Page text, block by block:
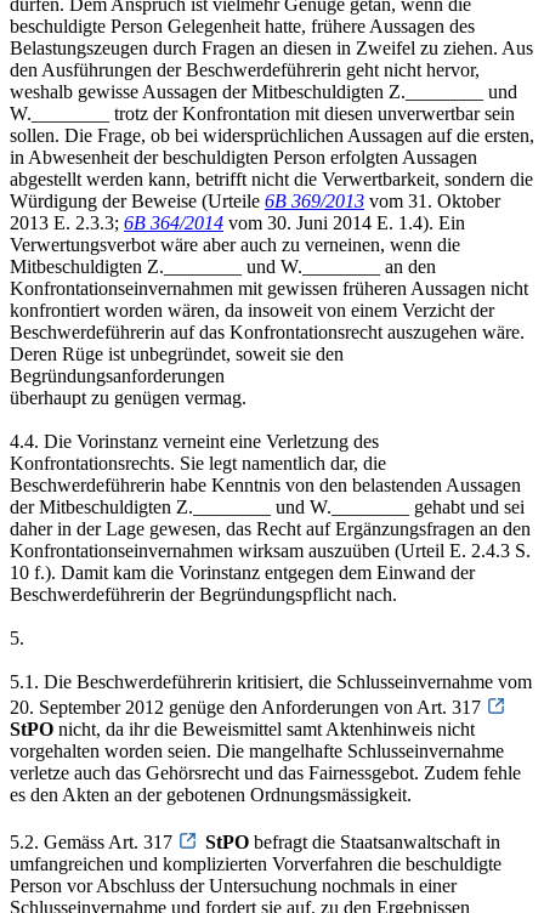
beschuldigte Person Gelegenheit hatte, frühere Aussagen des
Belastungszeugen durch Fragen an diesen in Zweifel zu ziehen. Aus
den Ausführungen der Beschwerdeführerin geht nicht hervor,
weshalb gewisse Aussagen der Mitbeschuldigten Z.________ und
W.________ trotz der Konfrontation mit diesen unverwertbar sein
sollen. Die Frage, ob bei widersprüchlichen Aussagen auf die ersten,
in Abwesenheit der beschuldigten Person erfolgten Aussagen
abgestellt werden kann, betrifft nicht die Verwertbarkeit, sondern die
Würdigung der Beweise (Urteile 6B 369/2013 vom 31. Oktober
2013 E. 2.3.3; 6B 364/2014 vom 30. Juni 2014 E. 1.4). Ein
Verwertungsverbot wäre aber auch zu verneinen, wenn die
Mitbeschuldigten Z.________ und W.________ an den
Konfrontationseinvernahmen mit gewissen früheren Aussagen nicht
konfrontiert worden wären, da insoweit von einem Verzicht der
Beschwerdeführerin auf das Konfrontationsrecht auszugehen wäre.
Deren Rüge ist unbegründet, soweit sie den
Begründungsanforderungen
überhaupt zu genügen vermag.
4.4. Die Vorinstanz verneint eine Verletzung des
Konfrontationsrechts. Sie legt namentlich dar, die
Beschwerdeführerin habe Kenntnis von den belastenden Aussagen
der Mitbeschuldigten Z.________ und W.________ gehabt und sei
daher in der Lage gewesen, das Recht auf Ergänzungsfragen an den
Konfrontationseinvernahmen wirksam auszuüben (Urteil E. 2.4.3 S.
10 f.). Damit kam die Vorinstanz entgegen dem Einwand der
Beschwerdeführerin der Begründungspflicht nach.
5.
5.1. Die Beschwerdeführerin kritisiert, die Schlusseinvernahme vom
20. September 2012 genüge den Anforderungen von Art. 317
StPO nicht, da ihr die Beweismittel samt Aktenhinweis nicht
vorgehalten worden seien. Die mangelhafte Schlusseinvernahme
verletze auch das Gehörsrecht und das Fairnessgebot. Zudem fehle
es den Akten an der gebotenen Ordnungsmässigkeit.
5.2. Gemäss Art. 317 StPO befragt die Staatsanwaltschaft in
umfangreichen und komplizierten Vorverfahren die beschuldigte
Person vor Abschluss der Untersuchung nochmals in einer
Schlusseinvernahme und fordert sie auf, zu den Ergebnissen